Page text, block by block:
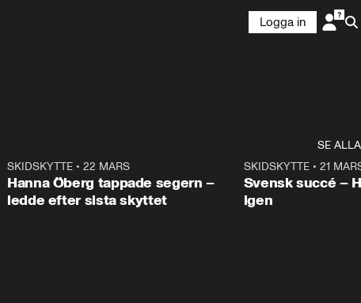
Logga in
SE ALLA
SKIDSKYTTE• 22 MARS
Hanna Öberg tappade segern –
ledde efter sista skyttet
SKIDSKYTTE• 21
Svensk succé –
igen